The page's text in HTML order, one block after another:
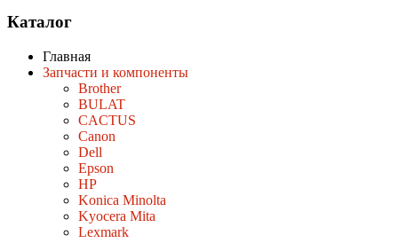
Каталог
Главная
Запчасти и компоненты
Brother
BULAT
CACTUS
Canon
Dell
Epson
HP
Konica Minolta
Kyocera Mita
Lexmark